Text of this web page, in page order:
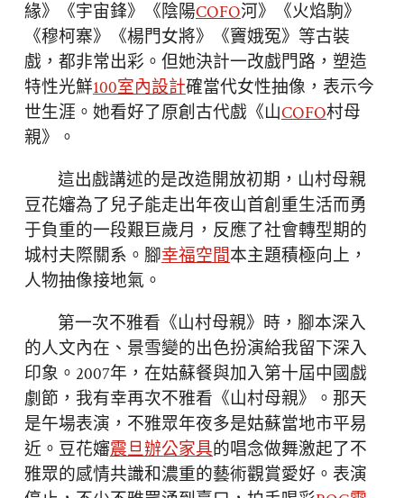
緣》《宇宙鋒》《陰陽COFO河》《火焰駒》
《穆柯寨》《楊門女將》《竇娥冤》等古裝
戲，都非常出彩。但她決計一改戲門路，塑造
特性光鮮100室內設計確當代女性抽像，表示今
世生涯。她看好了原創古代戲《山COFO村母
親》。
這出戲講述的是改造開放初期，山村母親
豆花嬸為了兒子能走出年夜山首創重生活而勇
于負重的一段艱巨歲月，反應了社會轉型期的
城村夫際關系。腳幸福空間本主題積極向上，
人物抽像接地氣。
第一次不雅看《山村母親》時，腳本深入
的人文內在、景雪變的出色扮演給我留下深入
印象。2007年，在姑蘇餐與加入第十屆中國戲
劇節，我有幸再次不雅看《山村母親》。那天
是午場表演，不雅眾年夜多是姑蘇當地市平易
近。豆花嬸震旦辦公家具的唱念做舞激起了不
雅眾的感情共識和濃重的藝術觀賞愛好。表演